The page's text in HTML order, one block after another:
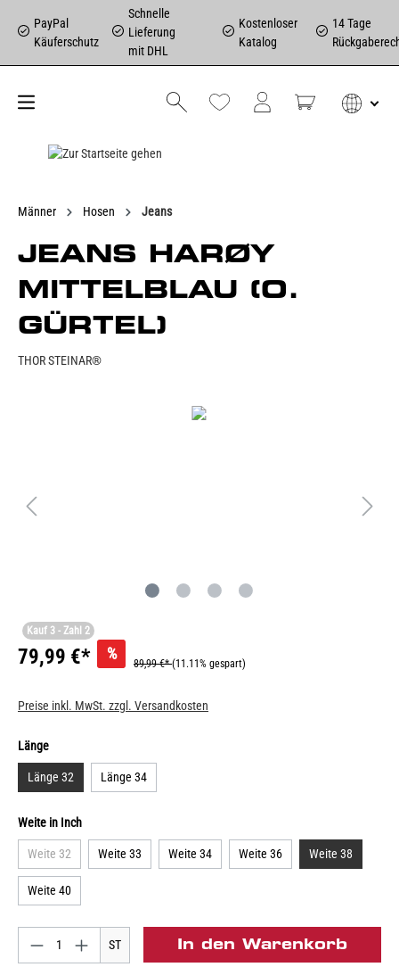
PayPal
Käuferschutz
Schnelle
Lieferung
mit DHL
Kostenloser
Katalog
14 Tage
Männer Hosen Jeans
JEANS HARØY
MITTELBLAU (O.
GÜRTEL)
THOR STEINAR®
Kauf 3 - Zahl 2
79,99 €* %
89,99 €*(11.11% gespart)
Preise inkl. MwSt. zzgl. Versandkosten
Länge
Länge 32 Länge 34
Weite in Inch
Weite 32 Weite 33 Weite 34 Weite 36 Weite 38
Weite 40
ST In den Warenkorb